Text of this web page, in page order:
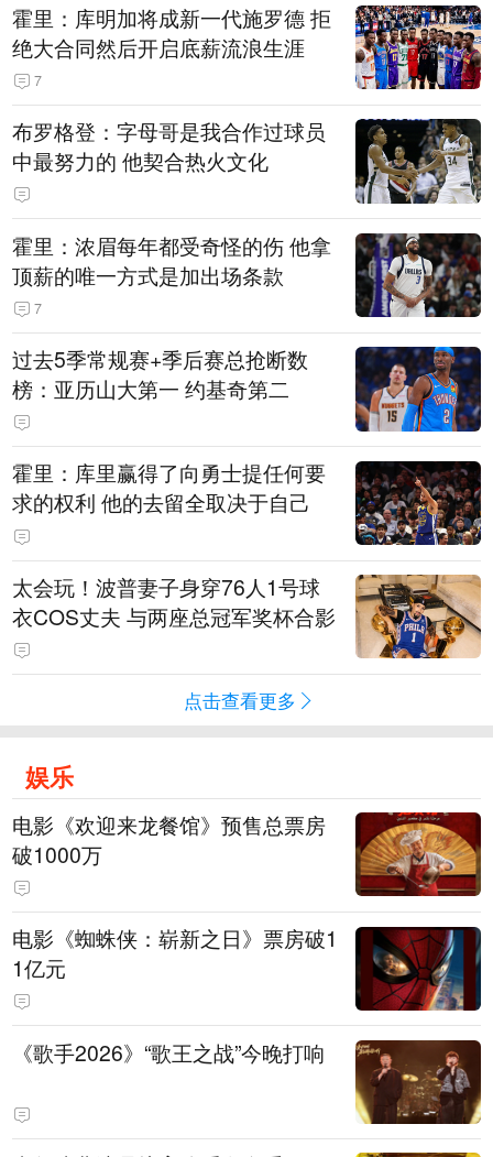
霍里：库明加将成新一代施罗德 拒
绝大合同然后开启底薪流浪生涯
7
布罗格登：字母哥是我合作过球员
中最努力的 他契合热火文化
霍里：浓眉每年都受奇怪的伤 他拿
顶薪的唯一方式是加出场条款
7
过去5季常规赛+季后赛总抢断数
榜：亚历山大第一 约基奇第二
霍里：库里赢得了向勇士提任何要
求的权利 他的去留全取决于自己
太会玩！波普妻子身穿76人1号球
衣COS丈夫 与两座总冠军奖杯合影
点击查看更多
娱乐
电影《欢迎来龙餐馆》预售总票房
破1000万
电影《蜘蛛侠：崭新之日》票房破1
1亿元
《歌手2026》“歌王之战”今晚打响